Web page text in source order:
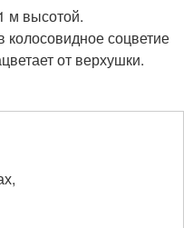
м высотой.
колосовидное соцветие
от верхушки.